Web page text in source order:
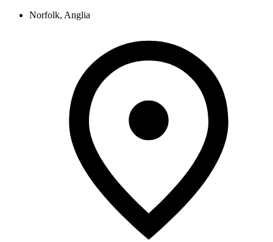
Norfolk, Anglia